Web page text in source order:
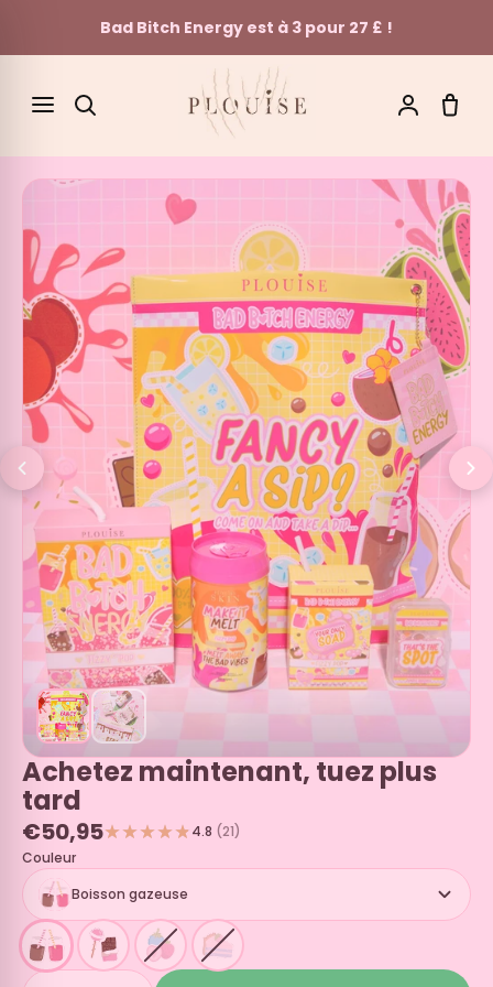
Bad Bitch Energy est à 3 pour 27 £ !
SEARCH
Achetez maintenant, tuez plus
tard
€50,95 4.8 (21)
Couleur
Boisson gazeuse